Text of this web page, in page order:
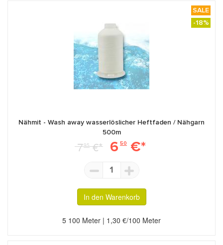
SALE
-18%
Nähmit - Wash away wasserlöslicher Heftfaden / Nähgarn
500m
795€* 6 50 €*
1
In den Warenkorb
5 100 Meter | 1,30 €/100 Meter